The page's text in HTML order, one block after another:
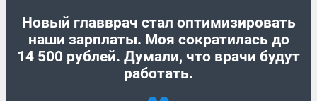
Новый главврач стал оптимизировать
наши зарплаты. Моя сократилась до
14 500 рублей. Думали, что врачи будут
работать.